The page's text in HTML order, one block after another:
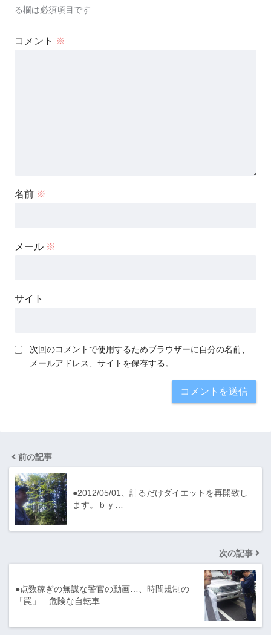
る欄は必須項目です
コメント ※
名前 ※
メール ※
サイト
次回のコメントで使用するためブラウザーに自分の名前、
メールアドレス、サイトを保存する。
前の記事
●2012/05/01、計るだけダイエットを再開致し
ます。ｂｙ…
次の記事
●点数稼ぎの無謀な警官の動画…、時間規制の
「罠」…危険な自転車